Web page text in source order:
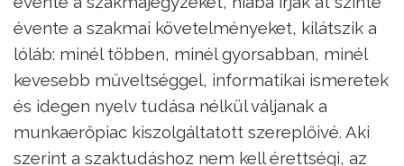
évente a szakmai követelményeket, kilátszik a
lóláb: minél többen, minél gyorsabban, minél
kevesebb műveltséggel, informatikai ismeretek
és idegen nyelv tudása nélkül váljanak a
munkaerőpiac kiszolgáltatott szereplőivé. Aki
szerint a szaktudáshoz nem kell érettségi, az